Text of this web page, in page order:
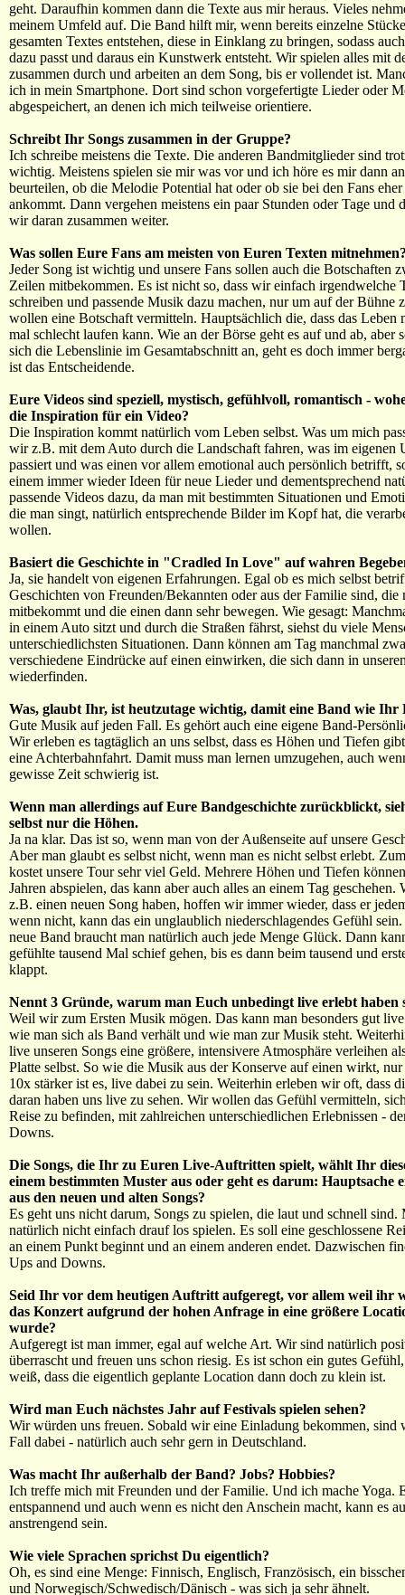
geht. Daraufhin kommen dann die Texte aus mir heraus. Vieles
meinem Umfeld auf. Die Band hilft mir, wenn bereits einzelne
gesamten Textes entstehen, diese in Einklang zu bringen, sodass
dazu passt und daraus ein Kunstwerk entsteht. Wir spielen alles mit
zusammen durch und arbeiten an dem Song, bis er vollendet ist.
ich in mein Smartphone. Dort sind schon vorgefertigte Lieder oder
abgespeichert, an denen ich mich teilweise orientiere.
Schreibt Ihr Songs zusammen in der Gruppe?
Ich schreibe meistens die Texte. Die anderen Bandmitglieder sind
wichtig. Meistens spielen sie mir was vor und ich höre es mir dann
beurteilen, ob die Melodie Potential hat oder ob sie bei den Fans
ankommt. Dann vergehen meistens ein paar Stunden oder Tage und
wir daran zusammen weiter.
Was sollen Eure Fans am meisten von Euren Texten
Jeder Song ist wichtig und unsere Fans sollen auch die Botschaften
Zeilen mitbekommen. Es ist nicht so, dass wir einfach irgendwelche
schreiben und passende Musik dazu machen, nur um auf der Bühne
wollen eine Botschaft vermitteln. Hauptsächlich die, dass das Leben
mal schlecht laufen kann. Wie an der Börse geht es auf und ab, aber
sich die Lebenslinie im Gesamtabschnitt an, geht es doch immer
ist das Entscheidende.
Eure Videos sind speziell, mystisch, gefühlvoll, romantisch -
die Inspiration für ein Video?
Die Inspiration kommt natürlich vom Leben selbst. Was um mich
wir z.B. mit dem Auto durch die Landschaft fahren, was im eigenen
passiert und was einen vor allem emotional auch persönlich betrifft,
einem immer wieder Ideen für neue Lieder und dementsprechend
passende Videos dazu, da man mit bestimmten Situationen und
die man singt, natürlich entsprechende Bilder im Kopf hat, die
wollen.
Basiert die Geschichte in "Cradled In Love" auf wahren
Ja, sie handelt von eigenen Erfahrungen. Egal ob es mich selbst
Geschichten von Freunden/Bekannten oder aus der Familie sind, die
mitbekommt und die einen dann sehr bewegen. Wie gesagt:
in einem Auto sitzt und durch die Straßen fährst, siehst du viele
unterschiedlichsten Situationen. Dann können am Tag manchmal
verschiedene Eindrücke auf einen einwirken, die sich dann in
wiederfinden.
Was, glaubt Ihr, ist heutzutage wichtig, damit eine Band wie Ihr
Gute Musik auf jeden Fall. Es gehört auch eine eigene Band-
Wir erleben es tagtäglich an uns selbst, dass es Höhen und Tiefen
eine Achterbahnfahrt. Damit muss man lernen umzugehen, auch
gewisse Zeit schwierig ist.
Wenn man allerdings auf Eure Bandgeschichte zurückblickt,
selbst nur die Höhen.
Ja na klar. Das ist so, wenn man von der Außenseite auf unsere
Aber man glaubt es selbst nicht, wenn man es nicht selbst erlebt.
kostet unsere Tour sehr viel Geld. Mehrere Höhen und Tiefen
Jahren abspielen, das kann aber auch alles an einem Tag geschehen.
z.B. einen neuen Song haben, hoffen wir immer wieder, dass er
wenn nicht, kann das ein unglaublich niederschlagendes Gefühl
neue Band braucht man natürlich auch jede Menge Glück. Dann
gefühlte tausend Mal schief gehen, bis es dann beim tausend und
klappt.
Nennt 3 Gründe, warum man Euch unbedingt live erlebt haben
Weil wir zum Ersten Musik mögen. Das kann man besonders gut
wie man sich als Band verhält und wie man zur Musik steht.
live unseren Songs eine größere, intensivere Atmosphäre verleihen
Platte selbst. So wie die Musik aus der Konserve auf einen wirkt, nur
10x stärker ist es, live dabei zu sein. Weiterhin erleben wir oft, dass
daran haben uns live zu sehen. Wir wollen das Gefühl vermitteln,
Reise zu befinden, mit zahlreichen unterschiedlichen Erlebnissen -
Downs.
Die Songs, die Ihr zu Euren Live-Auftritten spielt, wählt Ihr
einem bestimmten Muster aus oder geht es darum: Hauptsache
aus den neuen und alten Songs?
Es geht uns nicht darum, Songs zu spielen, die laut und schnell sind.
natürlich nicht einfach drauf los spielen. Es soll eine geschlossene
an einem Punkt beginnt und an einem anderen endet. Dazwischen
Ups and Downs.
Seid Ihr vor dem heutigen Auftritt aufgeregt, vor allem weil ihr
das Konzert aufgrund der hohen Anfrage in eine größere
wurde?
Aufgeregt ist man immer, egal auf welche Art. Wir sind natürlich
überrascht und freuen uns schon riesig. Es ist schon ein gutes
weiß, dass die eigentlich geplante Location dann doch zu klein ist.
Wird man Euch nächstes Jahr auf Festivals spielen sehen?
Wir würden uns freuen. Sobald wir eine Einladung bekommen, sind
Fall dabei - natürlich auch sehr gern in Deutschland.
Was macht Ihr außerhalb der Band? Jobs? Hobbies?
Ich treffe mich mit Freunden und der Familie. Und ich mache Yoga.
entspannend und auch wenn es nicht den Anschein macht, kann es
anstrengend sein.
Wie viele Sprachen sprichst Du eigentlich?
Oh, es sind eine Menge: Finnisch, Englisch, Französisch, ein
und Norwegisch/Schwedisch/Dänisch - was sich ja sehr ähnelt.